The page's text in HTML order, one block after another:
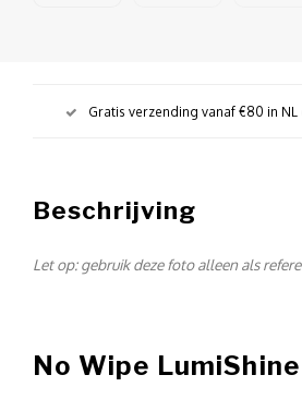
Gratis verzending vanaf €80 in NL
Beschrijving
Let op: gebruik deze foto alleen als
No Wipe